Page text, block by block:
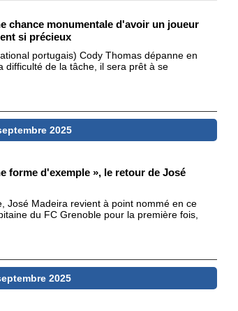
chance monumentale d'avoir un joueur
si précieux
portugais) Cody Thomas dépanne en
difficulté de la tâche, il sera prêt à se
2025
forme d'exemple », le retour de José
José Madeira revient à point nommé en ce
du FC Grenoble pour la première fois,
2025